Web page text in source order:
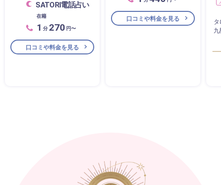
SATORI電話占い
在籍
1 分 270 円〜
口コミや料金を見る
口コミや料金を見る